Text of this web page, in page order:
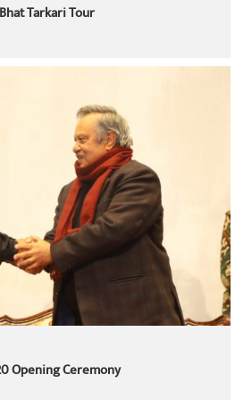
Tarkari Tour
Opening Ceremony